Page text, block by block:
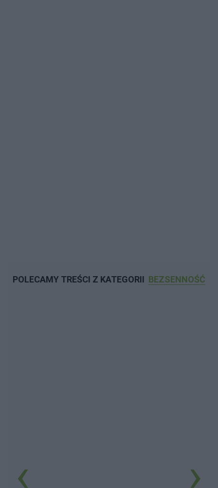
POLECAMY TREŚCI Z KATEGORII BEZSENNOŚĆ
‹ ›